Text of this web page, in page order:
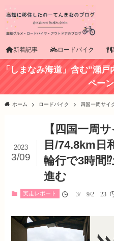
新着記事 ロードバイク
「しまなみ海道」含む”瀬
ペー
ホーム ロードバイク 四国一周サイ
【四国一周
目/74.8km日
輪行で3時間
進む
2023
3/09
実走レポート 03/09/2023